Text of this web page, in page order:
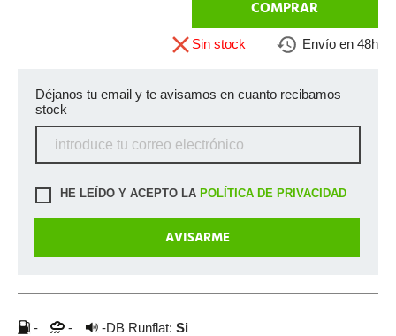
COMPRAR
Sin stock Envío en 48h
Déjanos tu email y te avisamos en cuanto recibamos
stock
HE LEÍDO Y ACEPTO LA POLÍTICA DE PRIVACIDAD
- - -DB Runflat: Si